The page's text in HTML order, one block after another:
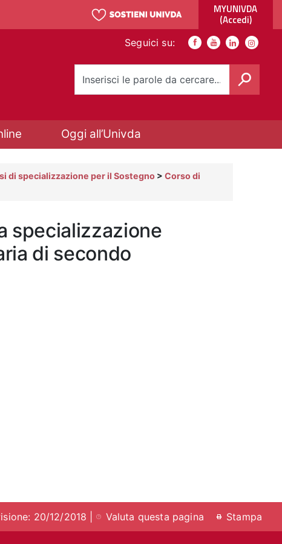
MYUNIVDA
(Accedi)
Link social
Seguici su: Facebook
YoutubeYoutube
Oggi all’Univda
di specializzazione per il Sostegno > Corso di
specializzazione
di secondo
20/12/2018 | Valuta questa pagina Stampa